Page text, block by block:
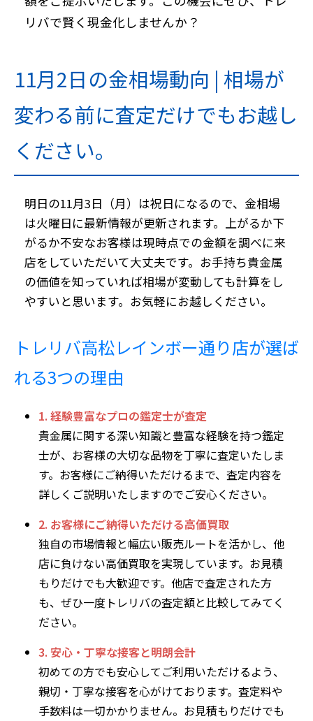
リバで賢く現金化しませんか？
11月2日の金相場動向 | 相場が
変わる前に査定だけでもお越し
ください。
明日の11月3日（月）は祝日になるので、金相場
は火曜日に最新情報が更新されます。上がるか下
がるか不安なお客様は現時点での金額を調べに来
店をしていただいて大丈夫です。お手持ち貴金属
の価値を知っていれば相場が変動しても計算をし
やすいと思います。お気軽にお越しください。
トレリバ高松レインボー通り店が選ば
れる3つの理由
1. 経験豊富なプロの鑑定士が査定
貴金属に関する深い知識と豊富な経験を持つ鑑定
士が、お客様の大切な品物を丁寧に査定いたしま
す。お客様にご納得いただけるまで、査定内容を
詳しくご説明いたしますのでご安心ください。
2. お客様にご納得いただける高価買取
独自の市場情報と幅広い販売ルートを活かし、他
店に負けない高価買取を実現しています。お見積
もりだけでも大歓迎です。他店で査定された方
も、ぜひ一度トレリバの査定額と比較してみてく
ださい。
3. 安心・丁寧な接客と明朗会計
初めての方でも安心してご利用いただけるよう、
親切・丁寧な接客を心がけております。査定料や
手数料は一切かかりません。お見積もりだけでも